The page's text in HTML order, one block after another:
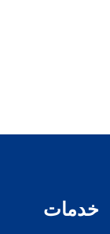
خدمات